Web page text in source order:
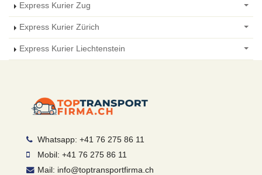
Express Kurier Zug
Express Kurier Zürich
Express Kurier Liechtenstein
Whatsapp: +41 76 275 86 11
Mobil: +41 76 275 86 11
Mail: info@toptransportfirma.ch